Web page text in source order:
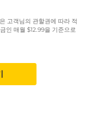
고객님의 관할권에 따라 적
인 매월 $12.99을 기준으로